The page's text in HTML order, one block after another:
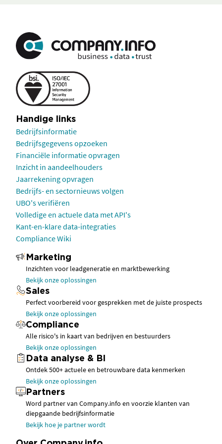
Handige links
Bedrijfsinformatie
Bedrijfsgegevens opzoeken
Financiële informatie opvragen
Inzicht in aandeelhouders
Jaarrekening opvragen
Bedrijfs- en sectornieuws volgen
UBO's verifiëren
Volledige en actuele data met API's
Kant-en-klare data-integraties
Compliance Wiki
Marketing
Inzichten voor leadgeneratie en marktbewerking
Bekijk onze oplossingen
Sales
Perfect voorbereid voor gesprekken met de juiste prospects
Bekijk onze oplossingen
Compliance
Alle risico's in kaart van bedrijven en bestuurders
Bekijk onze oplossingen
Data analyse & BI
Ontdek 500+ actuele en betrouwbare data kenmerken
Bekijk onze oplossingen
Partners
Word partner van Company.info en voorzie klanten van
diepgaande bedrijfsinformatie
Bekijk hoe je partner wordt